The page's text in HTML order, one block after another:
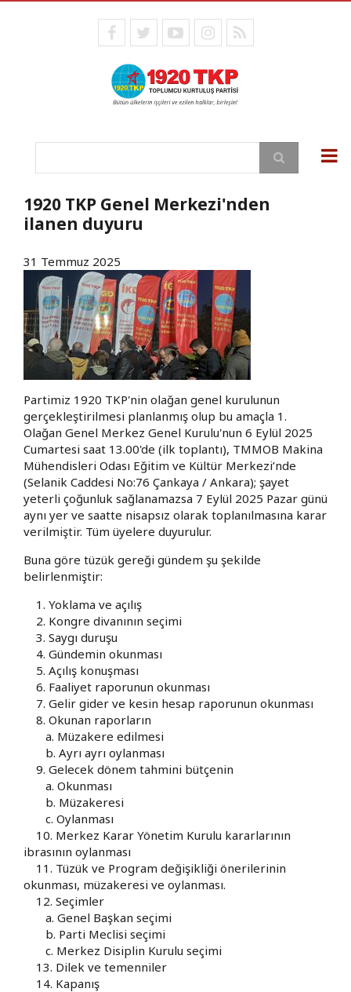
facebooktwitteryoutubeinstagram
RSS
Ara
1920 TKP Genel Merkezi'nden
ilanen duyuru
31 Temmuz 2025
Partimiz 1920 TKP'nin olağan genel kurulunun
gerçekleştirilmesi planlanmış olup bu amaçla 1.
Olağan Genel Merkez Genel Kurulu'nun 6 Eylül 2025
Cumartesi saat 13.00'de (ilk toplantı), TMMOB Makina
Mühendisleri Odası Eğitim ve Kültür Merkezi’nde
(Selanik Caddesi No:76 Çankaya / Ankara); şayet
yeterli çoğunluk sağlanamazsa 7 Eylül 2025 Pazar günü
aynı yer ve saatte nisapsız olarak toplanılmasına karar
verilmiştir. Tüm üyelere duyurulur.
Buna göre tüzük gereği gündem şu şekilde
belirlenmiştir:
1. Yoklama ve açılış
2. Kongre divanının seçimi
3. Saygı duruşu
4. Gündemin okunması
5. Açılış konuşması
6. Faaliyet raporunun okunması
7. Gelir gider ve kesin hesap raporunun okunması
8. Okunan raporların
a. Müzakere edilmesi
b. Ayrı ayrı oylanması
9. Gelecek dönem tahmini bütçenin
a. Okunması
b. Müzakeresi
c. Oylanması
10. Merkez Karar Yönetim Kurulu kararlarının
ibrasının oylanması
11. Tüzük ve Program değişikliği önerilerinin
okunması, müzakeresi ve oylanması.
12. Seçimler
a. Genel Başkan seçimi
b. Parti Meclisi seçimi
c. Merkez Disiplin Kurulu seçimi
13. Dilek ve temenniler
14. Kapanış